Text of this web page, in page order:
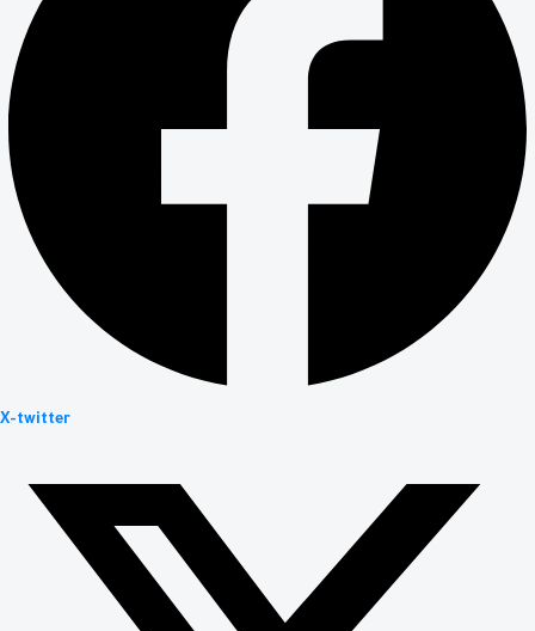
X-twitter